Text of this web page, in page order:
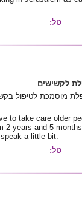
טל:
לקשישים
מוסמכת לטיפול
to take care older
years and 5 months
a little bit.
טל: